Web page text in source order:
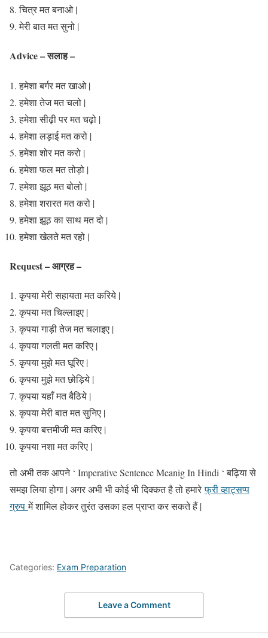
चित्र मत बनाओ |
मेरी बात मत सुनो |
‍Advice – सलाह –
हमेशा बर्गर मत खाओ |
हमेशा तेज मत चलो |
हमेशा सीढ़ी पर मत चढ़ो |
हमेशा लड़ाई मत करो |
हमेशा शोर मत करो |
हमेशा फल मत तोड़ो |
हमेशा झूठ मत बोलो |
हमेशा शरारत मत करो |
हमेशा झूठ का साथ मत दो |
हमेशा खेलते मत रहो |
Request – आग्रह –
कृपया मेरी सहायता मत करिये |
कृपया मत चिल्लाइए |
कृपया गाड़ी तेज मत चलाइए |
कृपया गलती मत करिए |
कृपया मुझे मत घूरिए |
कृपया मुझे मत छोड़िये |
कृपया यहाँ मत बैठिये |
कृपया मेरी बात मत सुनिए |
कृपया बत्तमीजी मत करिए |
कृपया नशा मत करिए |
तो अभी तक आपने ‘ Imperative Sentence Meanig In Hindi ‘ बढ़िया से
समझ लिया होगा | अगर अभी भी कोई भी दिक्कत है तो हमारेफ्री व्हाट्सप्प
ग्रुपमें शामिल होकर तुरंत उसका हल प्राप्त कर सकते हैं |
Categories: Exam Preparation
Leave a Comment